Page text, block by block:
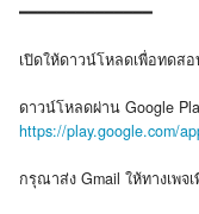
━━━━━━━━━━━━━━
เปิดให้ดาวน์โหลดเพื่อทดส
ดาวน์โหลดผ่าน Google
https://play.google.com/
กรุณาส่ง Gmail ให้ทางเพจ